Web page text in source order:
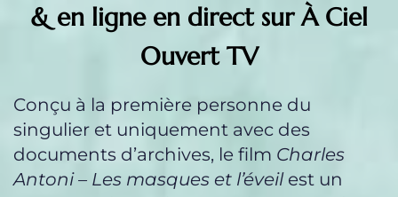
& en ligne en direct sur À Ciel
Ouvert TV
Conçu à la première personne du
singulier et uniquement avec des
documents d’archives, le film Charles
Antoni – Les masques et l’éveilest un